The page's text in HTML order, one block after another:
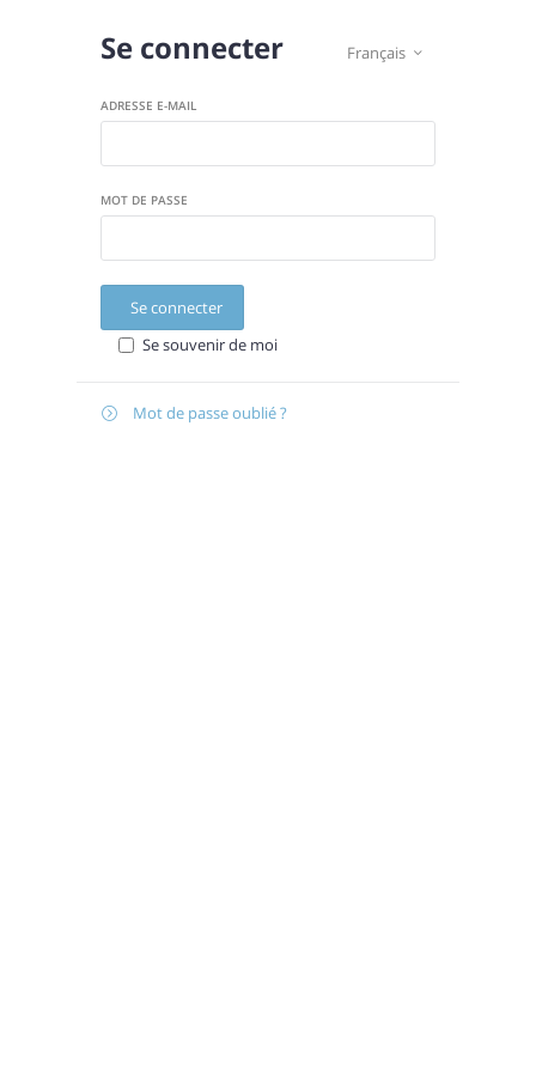
Français 
Se connecter
ADRESSE E-MAIL
MOT DE PASSE
Se connecter
Se souvenir de moi
 Mot de passe oublié ?